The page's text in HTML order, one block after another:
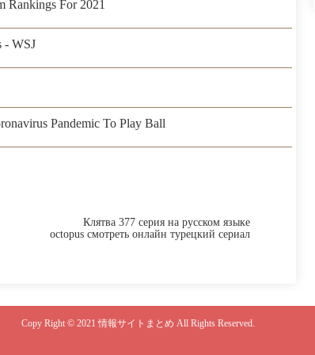
Rankings For 2021
- WSJ
Pandemic To Play Ball
Клятва 377 серия на русском языке
octopus смотреть онлайн турецкий сериал
Copy Right © 2021 情報サイトまとめ All Rights Reserved.